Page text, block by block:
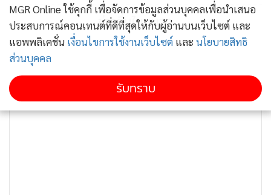
ข่าวอื่นในหมวด
MGR Online ใช้คุกกี้ เพื่อจัดการข้อมูลส่วนบุคคลเพื่อนำเสนอ
ประสบการณ์คอนเทนต์ที่ดีที่สุดให้กับผู้อ่านบนเว็บไซต์ และ
แอพพลิเคชั่น เงื่อนไขการใช้งานเว็บไซต์ และ นโยบายสิทธิ
ส่วนบุคคล
รับทราบ